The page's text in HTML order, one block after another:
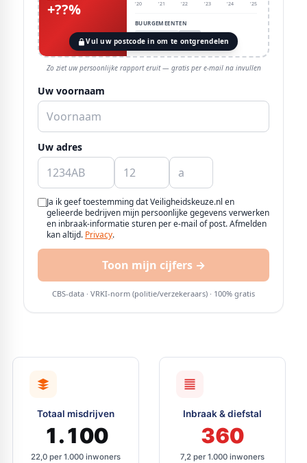
Totaal misdrijven
1.100
22,0 per 1.000 inwoners
Inbraak & diefstal
360
7,2 per 1.000 inwoners